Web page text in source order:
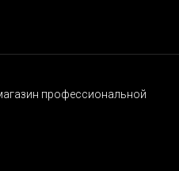
профессиональной